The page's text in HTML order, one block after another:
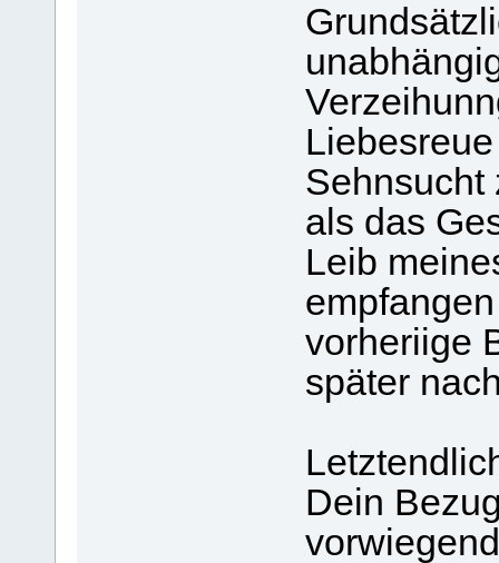
Sehnsucht
als das
Leib
vorheriige
später
Dein